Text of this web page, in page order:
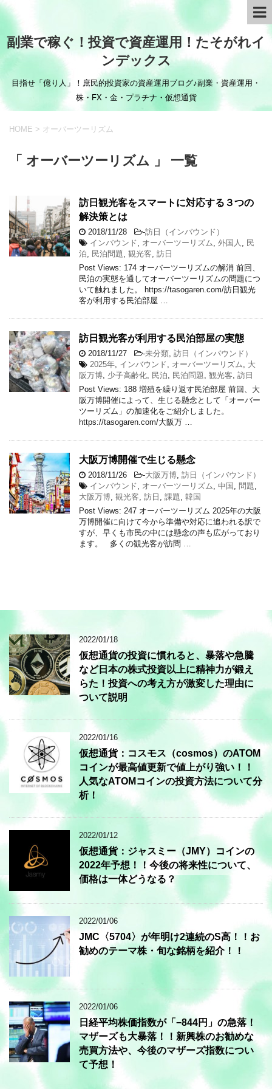
副業で稼ぐ！投資で資産運用！たそがれイ
ンデックス
目指せ「億り人」！庶民的投資家の資産運用ブログ♪副業・資産運用・
株・FX・金・プラチナ・仮想通貨
HOME > オーバーツーリズム
「 オーバーツーリズム 」 一覧
訪日観光客をスマートに対応する３つの
解決策とは
2018/11/28 -訪日（インバウンド）
インバウンド
オーバーツーリズム 外国人
民
泊
民泊問題 観光客 訪日
Post Views: 174 オーバーツーリズムの解消 前回、
民泊の実態を通してオーバーツーリズムの問題につ
いて触れました。 https://tasogaren.com/訪日観光
客が利用する民泊部屋 …
訪日観光客が利用する民泊部屋の実態
2018/11/27 -未分類 訪日（インバウンド）
2025年 インバウンド オーバーツーリズム
大
阪万博 少子高齢化 民泊 民泊問題 観光客 訪日
Post Views: 188 増殖を繰り返す民泊部屋 前回、大
阪万博開催によって、生じる懸念として「オーバー
ツーリズム」の加速化をご紹介しました。
https://tasogaren.com/大阪万 …
大阪万博開催で生じる懸念
2018/11/26 -大阪万博 訪日（インバウンド）
インバウンド
オーバーツーリズム 中国 問題
大阪万博 観光客 訪日 課題
韓国
Post Views: 247 オーバーツーリズム 2025年の大阪
万博開催に向けて今から準備や対応に追われる訳で
すが、早くも市民の中には懸念の声も広がっており
ます。 多くの観光客が訪問 …
2022/01/18
仮想通貨の投資に慣れると、暴落や急騰
など日本の株式投資以上に精神力が鍛え
らた！投資への考え方が激変した理由に
ついて説明
2022/01/16
仮想通貨：コスモス（cosmos）のATOM
コインが最高値更新で値上がり強い！！
人気なATOMコインの投資方法について分
析！
2022/01/12
仮想通貨：ジャスミー（JMY）コインの
2022年予想！！今後の将来性について、
価格は一体どうなる？
2022/01/06
JMC〈5704〉が年明け2連続のS高！！お
勧めのテーマ株・旬な銘柄を紹介！！
2022/01/06
日経平均株価指数が「−844円」の急落！
マザーズも大暴落！！新興株のお勧めな
売買方法や、今後のマザーズ指数につい
て予想！